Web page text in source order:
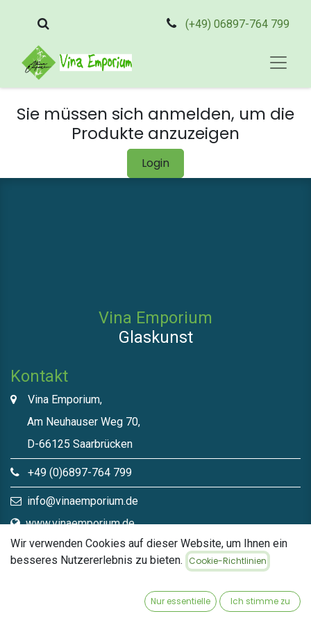
(+49) 06897-764 799
Sie müssen sich anmelden, um die
Produkte anzuzeigen
Login
Vina Emporium
Glaskunst
Kontakt
Vina Emporium,
Am Neuhauser Weg 70,
D-66125 Saarbrücken
+49 (0)6897-764 799
info@vinaemporium.de
www.vinaemporium.de
Direktlinks​
Wir verwenden Cookies auf dieser Website, um Ihnen ein
besseres Nutzererlebnis zu bieten.
Cookie-Richtlinien
Nur essentielle Ich stimme zu